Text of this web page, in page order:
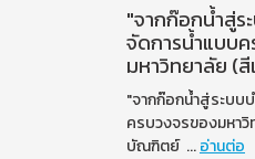
"จากก๊อกน้ำสู่ร
จัดการน้ำแบบ
มหาวิทยาลัย (
"จากก๊อกน้ำสู่ระบบ
ครบวงจรของมหา
บัณฑิตย์ ...อ่านต่อ